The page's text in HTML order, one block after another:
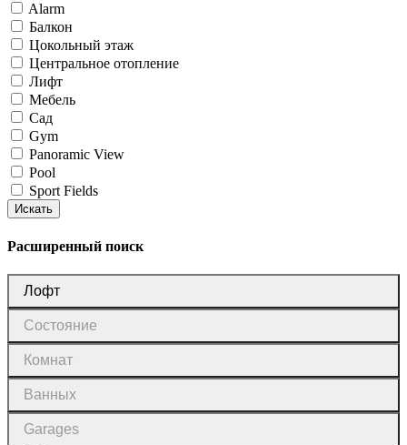
Alarm
Балкон
Цокольный этаж
Центральное отопление
Лифт
Мебель
Сад
Gym
Panoramic View
Pool
Sport Fields
Искать
Расширенный поиск
Тип
недвижимости
Лофт
Состояние
Состояние
Комнат
Комнат
Ванных
Ванных
Garages
Garages